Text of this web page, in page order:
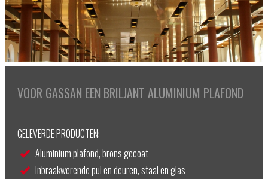
VOOR GASSAN EEN BRILJANT ALUMINIUM PLAFOND
GELEVERDE PRODUCTEN:
Aluminium plafond, brons gecoat
Inbraakwerende pui en deuren, staal en glas